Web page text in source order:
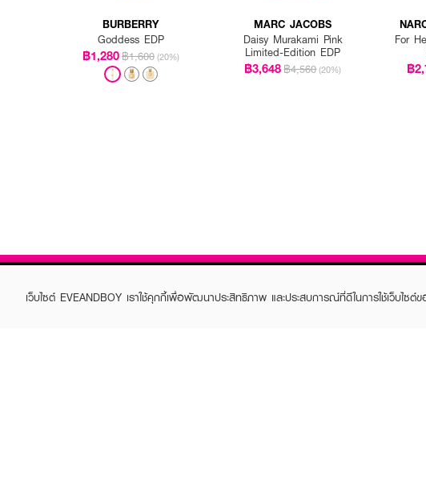
BURBERRY
Goddess EDP
฿1,280฿1,600 (20%)
MARC JACOBS
Daisy Murakami Pink
Limited-Edition EDP
฿3,648฿4,560 (20%)
For
฿
เว็บไซต์ EVEANDBOY เราใช้คุกกี้เพื่อพัฒนาประสิทธิภาพ และประสบการณ์ที่ดีในการใช้เว็บไ